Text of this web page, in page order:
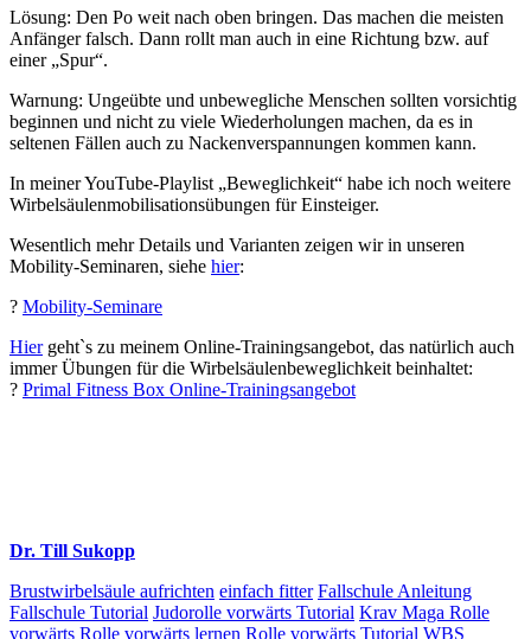
Lösung: Den Po weit nach oben bringen. Das machen die meisten
Anfänger falsch. Dann rollt man auch in eine Richtung bzw. auf
einer „Spur“.
Warnung: Ungeübte und unbewegliche Menschen sollten vorsichtig
beginnen und nicht zu viele Wiederholungen machen, da es in
seltenen Fällen auch zu Nackenverspannungen kommen kann.
In meiner YouTube-Playlist „Beweglichkeit“ habe ich noch weitere
Wirbelsäulenmobilisationsübungen für Einsteiger.
Wesentlich mehr Details und Varianten zeigen wir in unseren
Mobility-Seminaren, siehe hier:
? Mobility-Seminare
Hiergeht`s zu meinem Online-Trainingsangebot, das natürlich auch
immer Übungen für die Wirbelsäulenbeweglichkeit beinhaltet:
? Primal Fitness Box Online-Trainingsangebot
Dr. Till Sukopp
Brustwirbelsäule aufrichten einfach fitter Fallschule Anleitung
Fallschule Tutorial Judorolle vorwärts Tutorial Krav Maga Rolle
vorwärts Rolle vorwärts lernen Rolle vorwärts Tutorial WBS